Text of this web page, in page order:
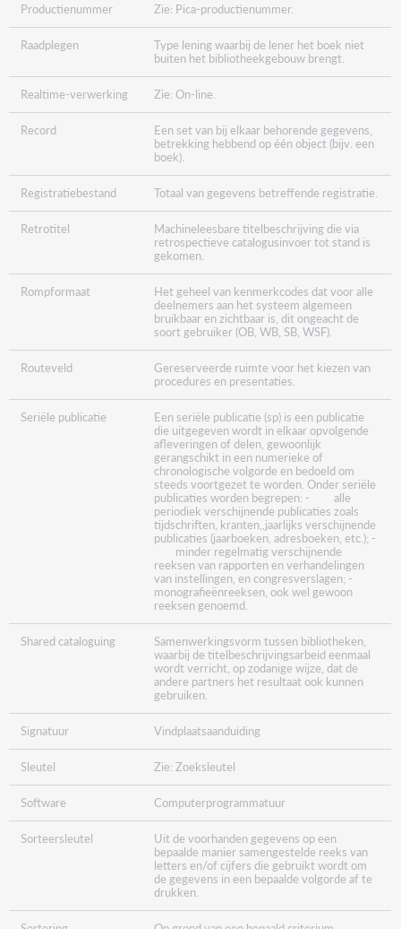
Productienummer Zie: Pica-productienummer.
Raadplegen
Type lening waarbij de lener het boek niet
buiten het bibliotheekgebouw brengt.
Realtime-verwerking Zie: On-line.
Record
Een set van bij elkaar behorende gegevens,
betrekking hebbend op één object (bijv. een
boek).
Registratiebestand Totaal van gegevens betreffende registratie.
Retrotitel
Machineleesbare titelbeschrijving die via
retrospectieve catalogusinvoer tot stand is
gekomen.
Rompformaat
Het geheel van kenmerkcodes dat voor alle
deelnemers aan het systeem algemeen
bruikbaar en zichtbaar is, dit ongeacht de
soort gebruiker (OB, WB, SB, WSF).
Routeveld
Gereserveerde ruimte voor het kiezen van
procedures en presentaties.
Seriële publicatie
Een seriële publicatie (sp) is een publicatie
die uitgegeven wordt in elkaar opvolgende
afleveringen of delen, gewoonlijk
gerangschikt in een numerieke of
chronologische volgorde en bedoeld om
steeds voortgezet te worden. Onder seriële
publicaties worden begrepen: - alle
periodiek verschijnende publicaties zoals
tijdschriften, kranten,,jaarlijks verschijnende
publicaties (jaarboeken, adresboeken, etc.); -
minder regelmatig verschijnende
reeksen van rapporten en verhandelingen
van instellingen, en congresverslagen; -
monografieënreeksen, ook wel gewoon
reeksen genoemd.
Shared cataloguing
Samenwerkingsvorm tussen bibliotheken,
waarbij de titelbeschrijvingsarbeid eenmaal
wordt verricht, op zodanige wijze, dat de
andere partners het resultaat ook kunnen
gebruiken.
Signatuur Vindplaatsaanduiding
Sleutel Zie: Zoeksleutel
Software Computerprogrammatuur
Sorteersleutel
Uit de voorhanden gegevens op een
bepaalde manier samengestelde reeks van
letters en/of cijfers die gebruikt wordt om
de gegevens in een bepaalde volgorde af te
drukken.